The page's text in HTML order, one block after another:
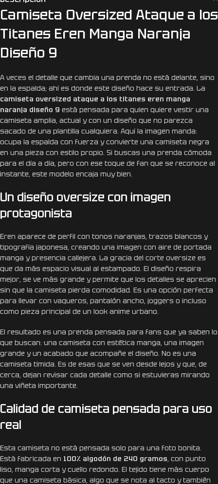
Camiseta Oversized Ataque a los
Titanes Eren Manga Naranja
Diseño 9
A veces el detalle que cambia una prenda no está delante, sino
en la espalda; ahí es donde este diseño hace su entrada. La
camiseta oversized ataque a los titanes eren manga
naranja diseño 9 está pensada para quien quiere vestir una
camiseta amplia, actual y con un diseño que no parezca
sacado de una plantilla cualquiera. Aquí la imagen manda:
ocupa la espalda con fuerza y convierte una camiseta negra
en una pieza con estilo propio. Si buscas una prenda cómoda
para el día a día, pero con ese toque de fan que se reconoce al
instante, este modelo encaja muy bien.
Un diseño oversize con imagen
protagonista
Eren aparece de perfil con tonos naranjas, trazos blancos y
tipografía japonesa, creando una imagen con aire de portada
manga y presencia callejera. La gracia del corte oversize es
que da más espacio visual al estampado. El diseño respira
mejor, se ve más grande y permite que los detalles se aprecien
sin que la camiseta pierda comodidad. Es una opción perfecta
para llevar con vaqueros, pantalón ancho, joggers o incluso
como pieza principal de un look anime urbano.
El resultado es una prenda pensada para fans que ya saben lo
que buscan: una camiseta con estética manga, una imagen
grande y un acabado que acompañe el diseño. No es una
camiseta tímida. Es de esas que se ven desde lejos y que, de
cerca, dejan revisar cada detalle como si estuvieras mirando
una viñeta importante.
Calidad de camiseta pensada para uso
real
Esta camiseta no está pensada solo para una foto bonita.
Está fabricada en 100% algodón de 240 gramos, con punto
liso, manga corta y cuello redondo. El tejido tiene más cuerpo
que una camiseta básica, algo que se nota al tacto y también